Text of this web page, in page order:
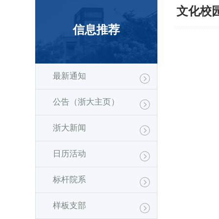
信息推荐
最新通知
公告（浙大主页）
浙大新闻
日历活动
标杆院系
样板支部
文化校